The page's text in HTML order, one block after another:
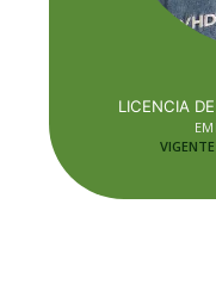
LICENCIA